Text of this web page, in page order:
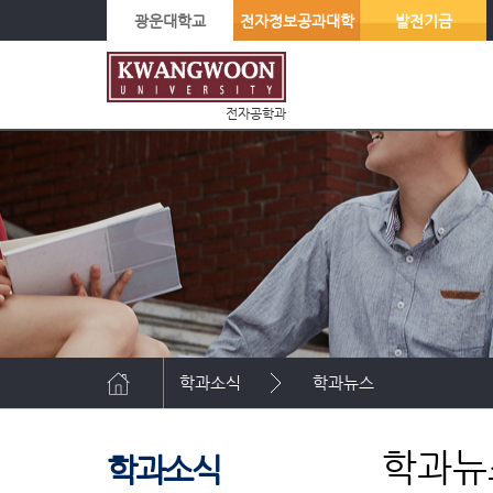
광운대학교 전자정보공과대학 발전기금
전자공학과
학과소식 학과뉴스
학과소식 학과